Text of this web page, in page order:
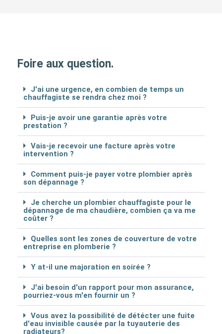
Foire aux question.
J'ai une urgence, en combien de temps un
chauffagiste se rendra chez moi ?
Puis-je avoir une garantie après votre
prestation ?
Vais-je recevoir une facture après votre
intervention ?
Comment puis-je payer votre plombier après
son dépannage ?
Je cherche un plombier chauffagiste pour le
dépannage de ma chaudière, combien ça va me
coûter ?
Quelles sont les zones de couverture de votre
entreprise en plomberie ?
Y at-il une majoration en soirée ?
J'ai besoin d'un rapport pour mon assurance,
pourriez-vous m'en fournir un ?
Vous avez la possibilité de détécter une fuite
d'eau invisible causée par la tuyauterie des
radiateurs?